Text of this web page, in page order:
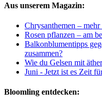
Aus unserem Magazin:
Chrysanthemen –
Rosen pflanzen – am
Balkonblumentipps
zusammen?
Wie du Gelsen mit
Juni - Jetzt ist es Zeit
Bloomling entdecken: